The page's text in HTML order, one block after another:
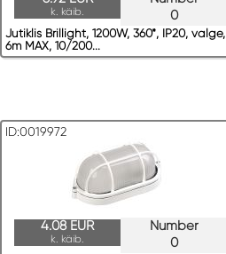
0
k. käib.
Jutiklis Brillight, 1200W, 360*, IP20, valge,
6m MAX, 10/200...
ID:0019972
Number
0
4.08 EUR
k. käib.